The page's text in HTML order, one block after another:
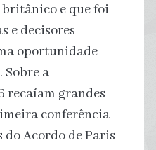
e que foi
e decisores
oportunidade
Sobre a
recaíam grandes
conferência
do Acordo de Paris